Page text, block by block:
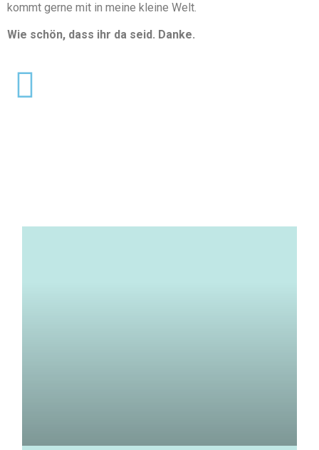
kommt gerne mit in meine kleine Welt.
Wie schön, dass ihr da seid. Danke.